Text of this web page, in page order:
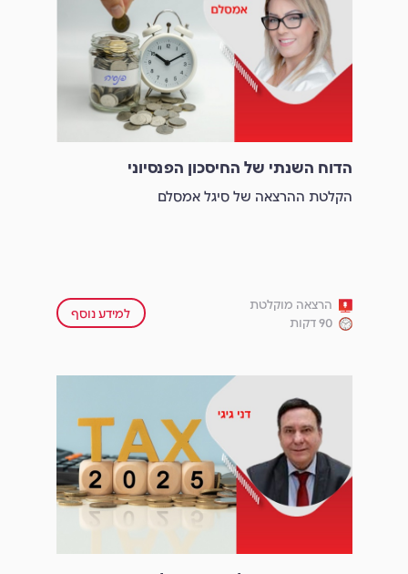
הדוח השנתי של החיסכון הפנסיוני
הקלטת ההרצאה של סיגל אמסלם
הרצאה מוקלטת
90 דקות
למידע נוסף